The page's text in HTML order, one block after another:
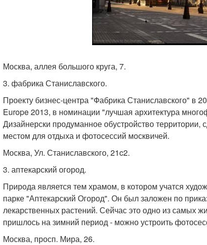
Москва, аллея большого круга, 7.
3. фабрика Станиславского.
Проекту бизнес-центра "Фабрика Станиславского" в
Europe 2013, в номинации "лучшая архитектура
Дизайнерски продуманное обустройство
местом для отдыха и фотосессий москвичей.
Москва, Ул. Станиславского, 21c2.
3. аптекарский огород.
Природа является тем храмом, в котором учатся
парке "Аптекарский Огород". Он был заложен по
лекарственных растений. Сейчас это одно из самых
пришлось на зимний период - можно устроить
Москва, просп. Мира, 26.